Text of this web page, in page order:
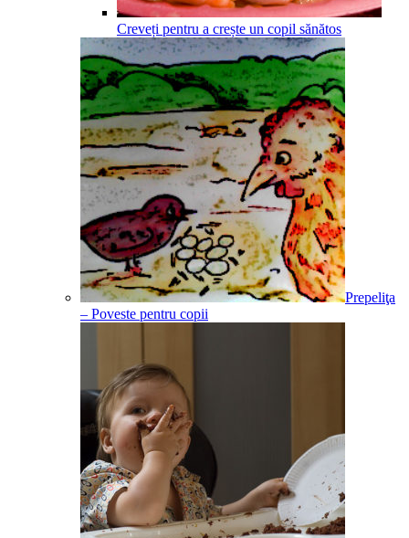
Creveți pentru a crește un copil sănătos
Prepeliţa
– Poveste pentru copii